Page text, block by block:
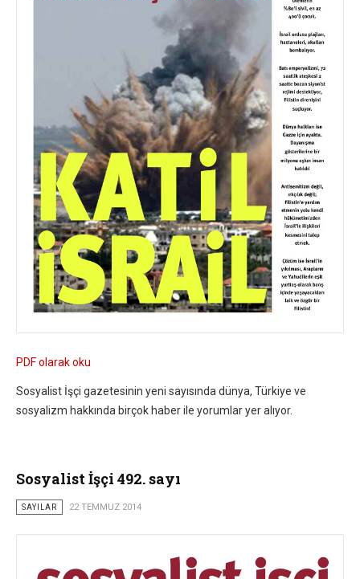
PDF olarak oku
Sosyalist İşçi gazetesinin yeni sayısında dünya, Türkiye ve
sosyalizm hakkında birçok haber ile yorumlar yer alıyor.
Sosyalist İşçi 492. sayı
SAYILAR 22 TEMMUZ 2014